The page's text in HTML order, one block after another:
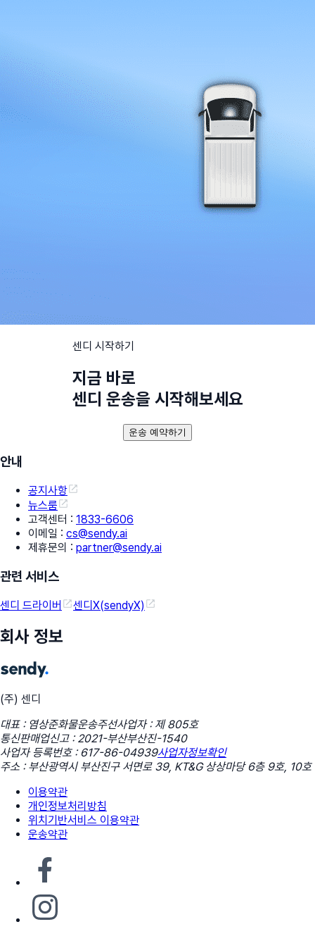
센디 시작하기
지금 바로
센디 운송을 시작해보세요
운송 예약하기
안내
공지사항
뉴스룸
고객센터 : 1833-6606
이메일 : cs@sendy.ai
제휴문의 : partner@sendy.ai
관련 서비스
센디 드라이버 센디X(sendyX)
회사 정보
(주) 센디
대표 : 염상준화물운송주선사업자 : 제 805호
통신판매업신고 : 2021-부산부산진-1540
사업자 등록번호 : 617-86-04939사업자정보확인
주소 : 부산광역시 부산진구 서면로 39, KT&G 상상마당 6층 9호, 10호
이용약관
개인정보처리방침
위치기반서비스 이용약관
운송약관